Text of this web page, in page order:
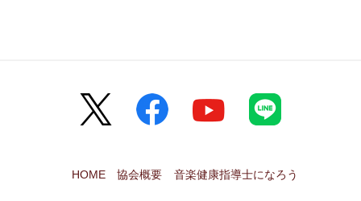
HOME 協会概要 音楽健康指導士になろう